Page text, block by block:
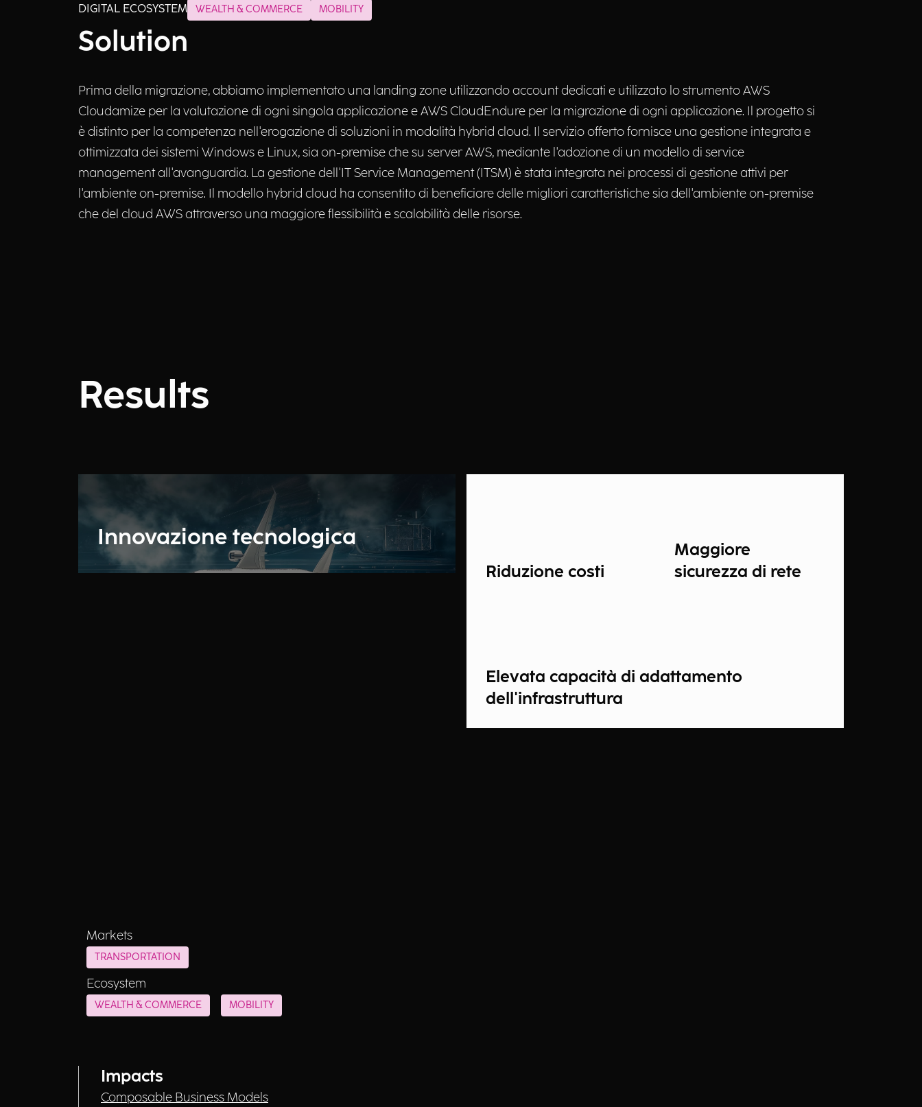
DIGITAL ECOSYSTEM WEALTH & COMMERCE MOBILITY
Solution
Prima della migrazione, abbiamo implementato una landing zone utilizzando account dedicati e utilizzato lo strumento AWS
Cloudamize per la valutazione di ogni singola applicazione e AWS CloudEndure per la migrazione di ogni applicazione. Il progetto si
è distinto per la competenza nell'erogazione di soluzioni in modalità hybrid cloud. Il servizio offerto fornisce una gestione integrata e
ottimizzata dei sistemi Windows e Linux, sia on-premise che su server AWS, mediante l'adozione di un modello di service
management all'avanguardia. La gestione dell'IT Service Management (ITSM) è stata integrata nei processi di gestione attivi per
l'ambiente on-premise. Il modello hybrid cloud ha consentito di beneficiare delle migliori caratteristiche sia dell'ambiente on-premise
che del cloud AWS attraverso una maggiore flessibilità e scalabilità delle risorse.
Results
Innovazione tecnologica
Riduzione costi
Maggiore
sicurezza di rete
Elevata capacità di adattamento
dell'infrastruttura
Markets
TRANSPORTATION
Ecosystem
WEALTH & COMMERCE MOBILITY
Impacts
Composable Business Models